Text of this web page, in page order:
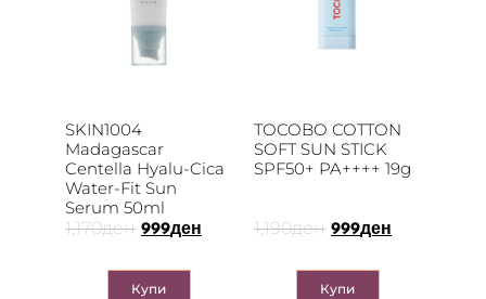
SKIN1004
Madagascar
Centella Hyalu-Cica
Water-Fit Sun
Serum 50ml
1,170ден 999ден
Купи
TOCOBO COTTON
SOFT SUN STICK
SPF50+ PA++++ 19g
1,190ден 999ден
Купи